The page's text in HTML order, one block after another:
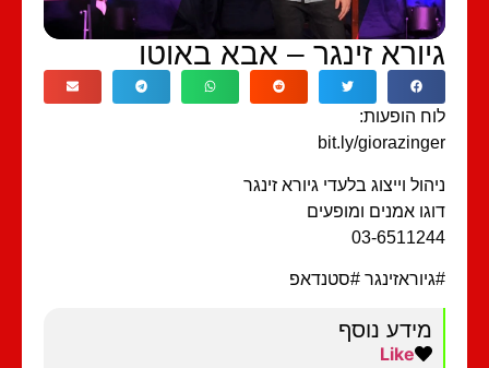
זינגר – אבא באוטו
הופעות:
bit.ly/
וייצוג בלעדי גיורא זינגר
אמנים ומופעים
03-
#סטנדאפ
מידע נוסף